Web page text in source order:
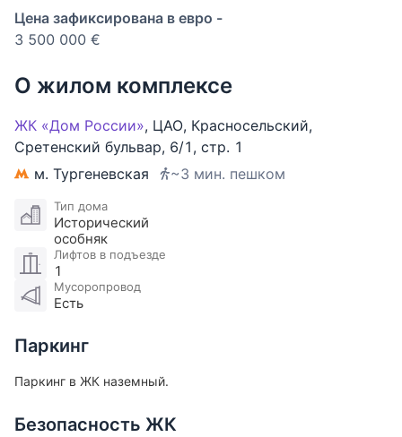
Цена зафиксирована в евро -
3 500 000 €
О жилом комплексе
ЖК «Дом России», ЦАО, Красносельский,
Сретенский бульвар, 6/1 , стр. 1
м. Тургеневская
~3 мин. пешком
Тип дома
Исторический
особняк
Лифтов в подъезде
1
Мусоропровод
Есть
Паркинг
Паркинг в ЖК наземный.
Безопасность ЖК